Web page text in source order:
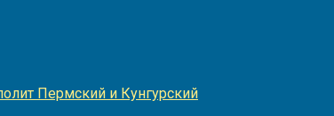
Пермский и Кунгурский